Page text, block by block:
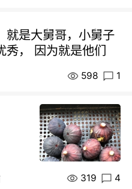
就是大舅哥，小舅子
秀， 因为就是他们
598 1
319 4